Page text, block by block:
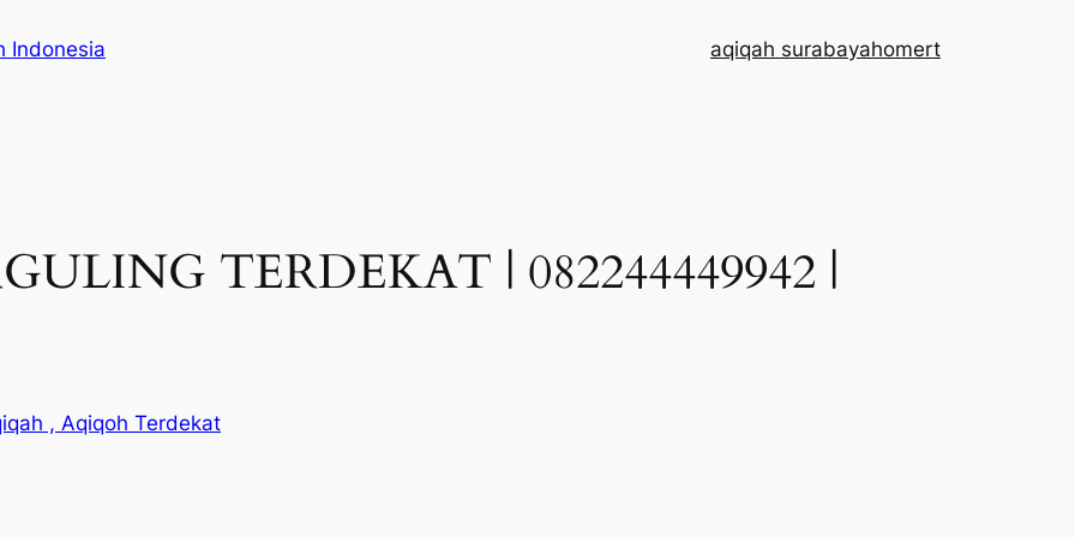
Indonesia aqiqah surabayahomert
TERDEKAT | 082244449942 |
, Aqiqoh Terdekat